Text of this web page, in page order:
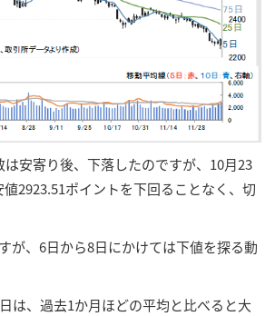
は安寄り後、下落したのですが、10月23
2923.51ポイントを下回ることなく、切
が、6日から8日にかけては下値を探る動
は、過去1か月ほどの平均と比べると大